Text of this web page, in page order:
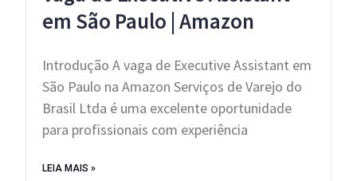
em São Paulo | Amazon
Introdução A vaga de Executive Assistant em
São Paulo na Amazon Serviços de Varejo do
Brasil Ltda é uma excelente oportunidade
para profissionais com experiência
LEIA MAIS »